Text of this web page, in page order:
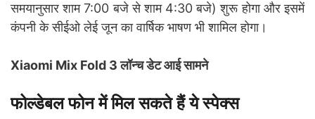
समयानुसार शाम 7:00 बजे से शाम 4:30 बजे) शुरू होगा और इसमें
कंपनी के सीईओ लेई जून का वार्षिक भाषण भी शामिल होगा।
Xiaomi Mix Fold 3 लॉन्च डेट आई सामने
फोल्डेबल फोन में मिल सकते हैं ये स्पेक्स